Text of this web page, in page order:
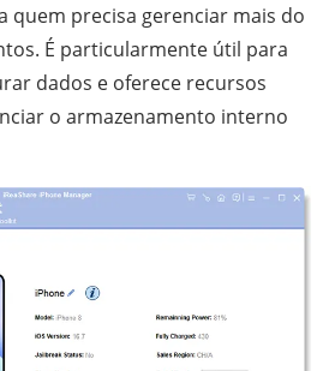
quem precisa gerenciar mais do
É particularmente útil para
dados e oferece recursos
o armazenamento interno